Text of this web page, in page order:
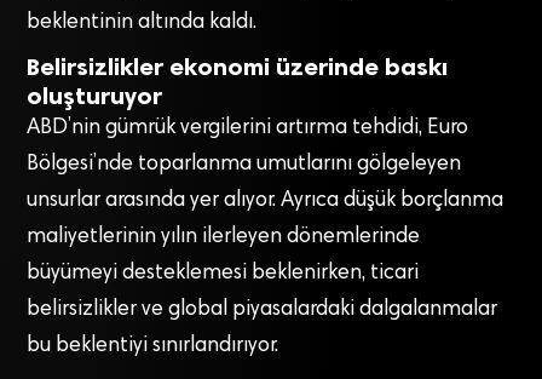
beklentinin altında kaldı.
Belirsizlikler ekonomi üzerinde baskı
oluşturuyor
ABD’nin gümrük vergilerini artırma tehdidi, Euro
Bölgesi’nde toparlanma umutlarını gölgeleyen
unsurlar arasında yer alıyor. Ayrıca düşük borçlanma
maliyetlerinin yılın ilerleyen dönemlerinde
büyümeyi desteklemesi beklenirken, ticari
belirsizlikler ve global piyasalardaki dalgalanmalar
bu beklentiyi sınırlandırıyor.